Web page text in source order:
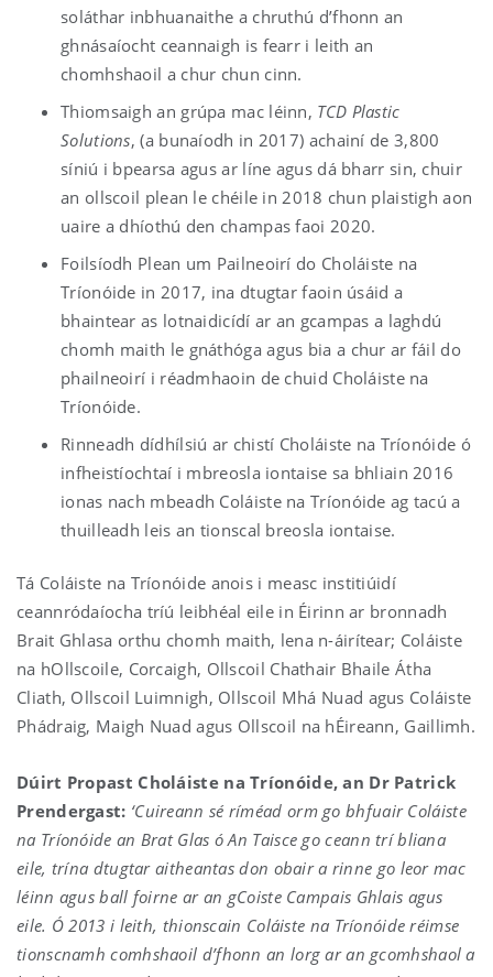
soláthar inbhuanaithe a chruthú d’fhonn an
ghnásaíocht ceannaigh is fearr i leith an
chomhshaoil a chur chun cinn.
Thiomsaigh an grúpa mac léinn, TCD Plastic
Solutions, (a bunaíodh in 2017) achainí de 3,800
síniú i bpearsa agus ar líne agus dá bharr sin, chuir
an ollscoil plean le chéile in 2018 chun plaistigh aon
uaire a dhíothú den champas faoi 2020.
Foilsíodh Plean um Pailneoirí do Choláiste na
Tríonóide in 2017, ina dtugtar faoin úsáid a
bhaintear as lotnaidicídí ar an gcampas a laghdú
chomh maith le gnáthóga agus bia a chur ar fáil do
phailneoirí i réadmhaoin de chuid Choláiste na
Tríonóide.
Rinneadh dídhílsiú ar chistí Choláiste na Tríonóide ó
infheistíochtaí i mbreosla iontaise sa bhliain 2016
ionas nach mbeadh Coláiste na Tríonóide ag tacú a
thuilleadh leis an tionscal breosla iontaise.
Tá Coláiste na Tríonóide anois i measc institiúidí
ceannródaíocha tríú leibhéal eile in Éirinn ar bronnadh
Brait Ghlasa orthu chomh maith, lena n-áirítear; Coláiste
na hOllscoile, Corcaigh, Ollscoil Chathair Bhaile Átha
Cliath, Ollscoil Luimnigh, Ollscoil Mhá Nuad agus Coláiste
Phádraig, Maigh Nuad agus Ollscoil na hÉireann, Gaillimh.
Dúirt Propast Choláiste na Tríonóide, an Dr Patrick
Prendergast: ‘Cuireann sé ríméad orm go bhfuair Coláiste
na Tríonóide an Brat Glas ó An Taisce go ceann trí bliana
eile, trína dtugtar aitheantas don obair a rinne go leor mac
léinn agus ball foirne ar an gCoiste Campais Ghlais agus
eile. Ó 2013 i leith, thionscain Coláiste na Tríonóide réimse
tionscnamh comhshaoil d’fhonn an lorg ar an gcomhshaol a